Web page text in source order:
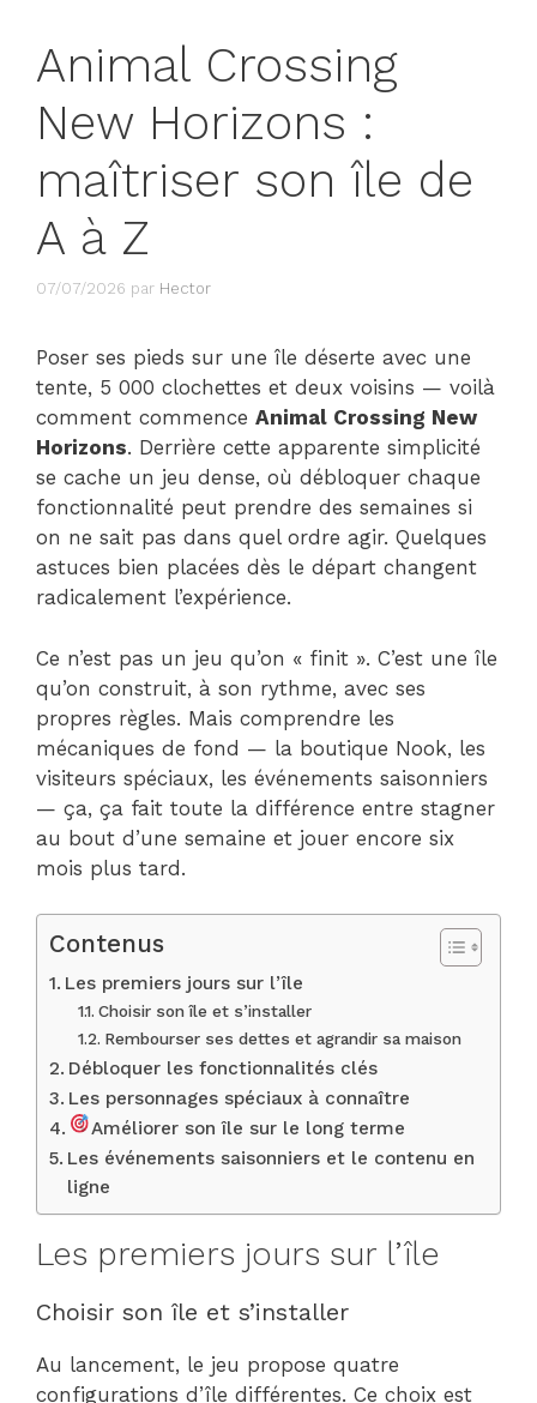
Animal Crossing
New Horizons :
maîtriser son île de
A à Z
07/07/2026 par Hector
Poser ses pieds sur une île déserte avec une
tente, 5 000 clochettes et deux voisins — voilà
comment commence Animal Crossing New
Horizons. Derrière cette apparente simplicité
se cache un jeu dense, où débloquer chaque
fonctionnalité peut prendre des semaines si
on ne sait pas dans quel ordre agir. Quelques
astuces bien placées dès le départ changent
radicalement l’expérience.
Ce n’est pas un jeu qu’on « finit ». C’est une île
qu’on construit, à son rythme, avec ses
propres règles. Mais comprendre les
mécaniques de fond — la boutique Nook, les
visiteurs spéciaux, les événements saisonniers
— ça, ça fait toute la différence entre stagner
au bout d’une semaine et jouer encore six
mois plus tard.
Contenus
Les premiers jours sur l’île
Choisir son île et s’installer
Rembourser ses dettes et agrandir sa maison
Débloquer les fonctionnalités clés
Les personnages spéciaux à connaître
Améliorer son île sur le long terme
Les événements saisonniers et le contenu en
ligne
Les premiers jours sur l’île
Choisir son île et s’installer
Au lancement, le jeu propose quatre
configurations d’île différentes. Ce choix est